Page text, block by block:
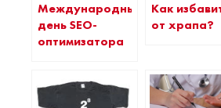
Международный
день SEO-
оптимизатора
Как
от храпа?